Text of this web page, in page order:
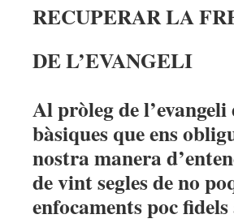
RECUPERAR LA
DE L’EVANGELI
Al pròleg de
bàsiques que ens
nostra manera
de vint segles de no
enfocaments poc